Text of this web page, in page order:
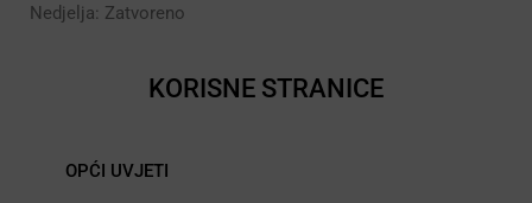
Nedjelja: Zatvoreno
KORISNE STRANICE
OPĆI UVJETI